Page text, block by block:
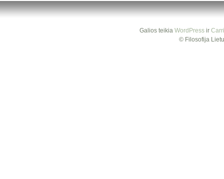
Galios teikia WordPressir
© Filosofija